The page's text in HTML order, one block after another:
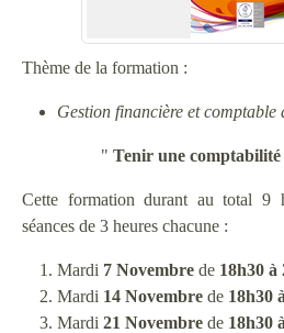
Thème de la formation :
Gestion financière et
" Tenir une
Cette formation durant au total 9
séances de 3 heures chacune :
Mardi 7 Novembre de 18h30 à
Mardi 14 Novembre de 18h30
Mardi 21 Novembre de 18h30